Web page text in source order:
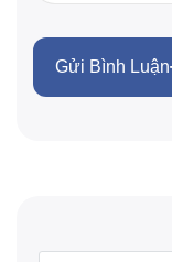
Gửi Bình Luận